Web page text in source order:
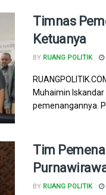
Timnas
Ketuanya
BY RUANG POLITIK
Muhaimin
pemenangannya.
Tim
BY RUANG POLITIK